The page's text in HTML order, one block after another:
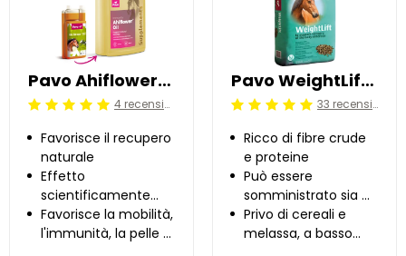
Pavo Ahiflower®Oil 1 l
Beoordeling: 5/5 4 recensioni
Favorisce il recupero
naturale
Effetto
scientificamente
provato
Favorisce la mobilità,
l'immunità, la pelle e
Pavo WeightLift 20 kg
Beoordeling: 5/5 33 recensioni
Ricco di fibre crude
e proteine
Può essere
somministrato sia a
secco che in
ammollo
Privo di cereali e
melassa, a basso